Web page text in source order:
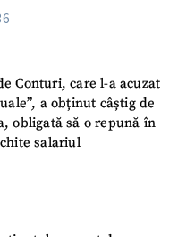
Conturi, care l-a acuzat
a obținut câștig de
obligată să o repună în
salariul